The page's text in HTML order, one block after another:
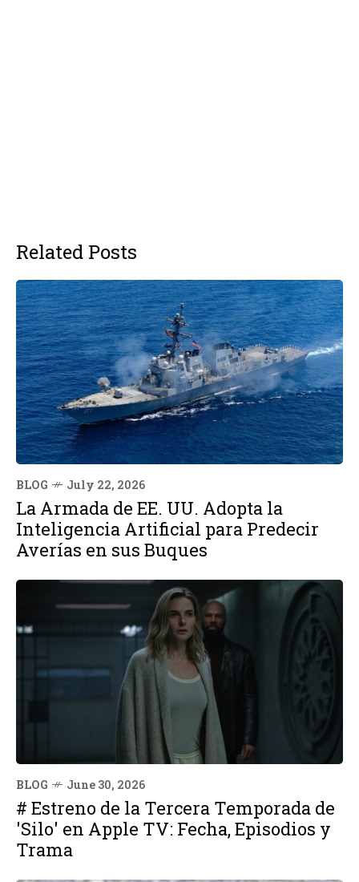
Related Posts
BLOG July 22, 2026
La Armada de EE. UU. Adopta la
Inteligencia Artificial para Predecir
Averías en sus Buques
BLOG June 30, 2026
# Estreno de la Tercera Temporada de
'Silo' en Apple TV: Fecha, Episodios y
Trama